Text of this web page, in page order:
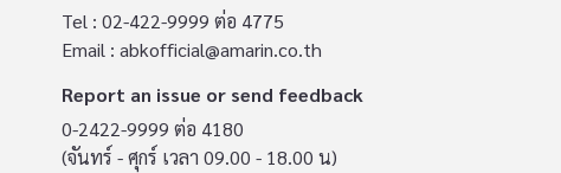
Tel : 02-422-9999 ต่อ 4775
Email : abkofficial@amarin.co.th
Report an issue or send feedback
0-2422-9999 ต่อ 4180
(จันทร์ - ศุกร์ เวลา 09.00 - 18.00 น)